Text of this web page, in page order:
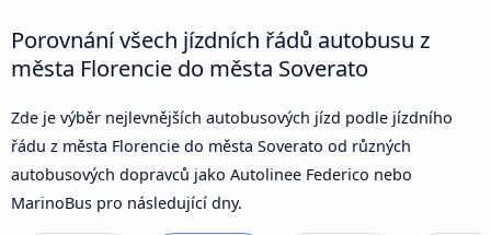
Porovnání všech jízdních řádů autobusu z
města Florencie do města Soverato
Zde je výběr nejlevnějších autobusových jízd podle jízdního
řádu z města Florencie do města Soverato od různých
autobusových dopravců jako Autolinee Federico nebo
MarinoBus pro následující dny.